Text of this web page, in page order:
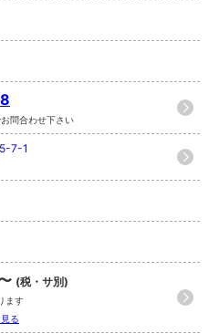
問合わせ下さい
7-1
(税・サ別)
ます
る